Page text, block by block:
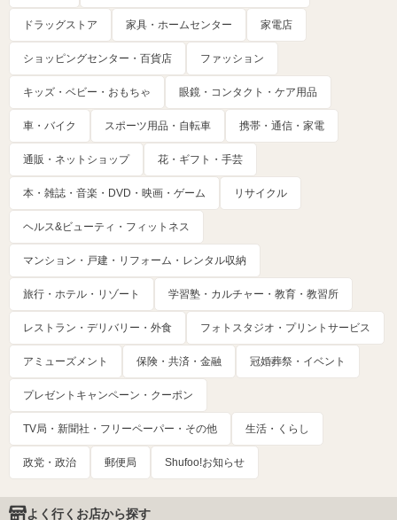
ドラッグストア 家具・ホームセンター 家電店
ショッピングセンター・百貨店 ファッション
キッズ・ベビー・おもちゃ 眼鏡・コンタクト・ケア用品
車・バイク スポーツ用品・自転車 携帯・通信・家電
通販・ネットショップ 花・ギフト・手芸
本・雑誌・音楽・DVD・映画・ゲーム リサイクル
ヘルス&ビューティ・フィットネス
マンション・戸建・リフォーム・レンタル収納
旅行・ホテル・リゾート 学習塾・カルチャー・教育・教習所
レストラン・デリバリー・外食 フォトスタジオ・プリントサービス
アミューズメント 保険・共済・金融 冠婚葬祭・イベント
プレゼントキャンペーン・クーポン
TV局・新聞社・フリーペーパー・その他 生活・くらし
政党・政治 郵便局 Shufoo!お知らせ
よく行くお店から探す